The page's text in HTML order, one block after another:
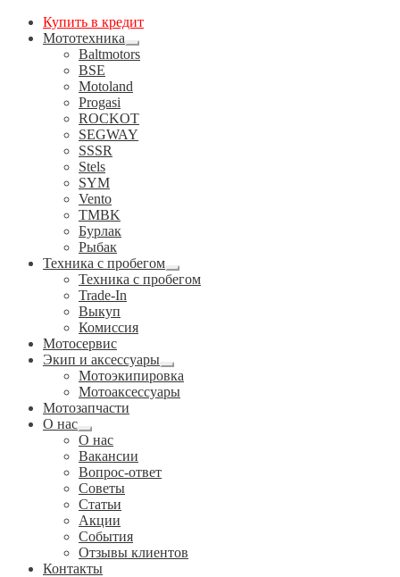
Купить в кредит
Мототехника
Развернутое
вложенное
Baltmotors
BSE
Motoland
Progasi
ROCKOT
SEGWAY
SSSR
Stels
SYM
Vento
TMBK
Бурлак
Рыбак
Техника с пробегом
Развернутое
вложенное
Техника с пробегом
Trade-In
Выкуп
Комиссия
Мотосервис
Экип и аксессуары
Развернутое
вложенное
меню
Мотоэкипировка
Мотоаксессуары
Мотозапчасти
О нас
Развернутое
вложенное
меню
О нас
Вакансии
Вопрос-ответ
Советы
Статьи
Акции
События
Отзывы клиентов
Контакты